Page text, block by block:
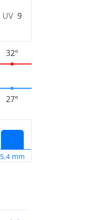
UV9
27°
32°
5,4 mm